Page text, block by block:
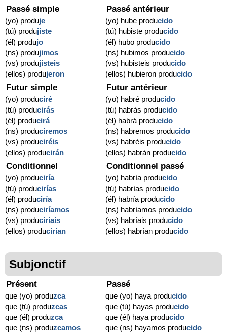
Passé simple
(yo) produje
(tú) produjiste
(él) produjo
(ns) produjimos
(vs) produjisteis
(ellos) produjeron
Passé antérieur
(yo) hube producido
(tú) hubiste producido
(él) hubo producido
(ns) hubimos producido
(vs) hubisteis producido
(ellos) hubieron producido
Futur simple
(yo) produciré
(tú) producirás
(él) producirá
(ns) produciremos
(vs) produciréis
(ellos) producirán
Futur antérieur
(yo) habré producido
(tú) habrás producido
(él) habrá producido
(ns) habremos producido
(vs) habréis producido
(ellos) habrán producido
Conditionnel
(yo) produciría
(tú) producirías
(él) produciría
(ns) produciríamos
(vs) produciríais
(ellos) producirían
Conditionnel passé
(yo) habría producido
(tú) habrías producido
(él) habría producido
(ns) habríamos producido
(vs) habríais producido
(ellos) habrían producido
Subjonctif
Présent
que (yo) produzca
que (tú) produzcas
que (él) produzca
que (ns) produzcamos
Passé
que (yo) haya producido
que (tú) hayas producido
que (él) haya producido
que (ns) hayamos producido